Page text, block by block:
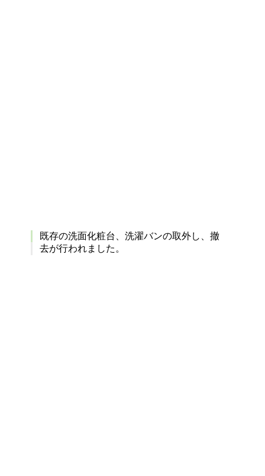
既存の洗面化粧台、洗濯バンの取外し、撤
去が行われました。